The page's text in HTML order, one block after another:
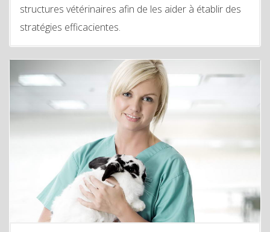
structures vétérinaires afin de les aider à établir des
stratégies efficacientes.